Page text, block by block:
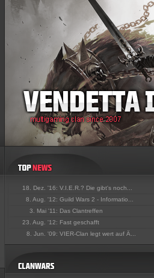
18. Dez. '16: V.I.E.R.? Die gibt's noch...
8. Aug. '12: Guild Wars 2 - Informatio...
3. Mai '11: Das Clantreffen
23. Aug. '12: Fast geschafft
8. Jun. '09: VIER-Clan legt wert auf Ä...